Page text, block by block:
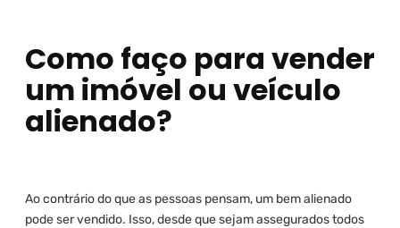
Como faço para vender
um imóvel ou veículo
alienado?
Ao contrário do que as pessoas pensam, um bem alienado
pode ser vendido. Isso, desde que sejam assegurados todos